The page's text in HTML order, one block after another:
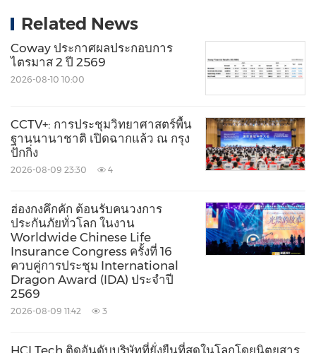
เกี่ยวกับการวิเคราะห์ข้อมูล
การวิเคราะห์ในบทความนี้เปรียบเทียบจำนวนธุรกรรม
ที่ได้รับและอนุมัติ ปริมาณธุรกรรมรวม และค่าเฉลี่ย
มูลค่าธุรกรรม (ATV เทียบเท่ามูลค่าตะกร้าสินค้า) ผ่าน
(พฤหัสบดี 28 พ.ย. 2567 เวลา 12.00 น. CET ถึงเสาร์
30 พ.ย. 2567 เวลา 09.00 น. CET) กับ BFCM ปี
2568 (พฤหัสบดี 27 พ.ย. 2568 เวลา 12.00 น. CET ถึง
เสาร์ 29 พ.ย. 2568 เวลา 09.00 น. CET) เว้นแต่จะ
ระบุเป็นอื่น "Black Friday" หมายถึงช่วงเวลา 12.00 น.
วันพฤหัสบดีถึง 09.00 น. วันเสาร์ CET สำหรับข้อมูล
ระดับตลาดใช้ช่วงเวลาเดียวกันตามเวลาท้องถิ่น ข้อมูล
"เดือนก่อนหน้า" อ้างอิงจากค่าเฉลี่ยระหว่าง 17 ก.ย.–14
ต.ค. 2568 ส่วน "วันศุกร์ปกติ" อ้างอิงค่าเฉลี่ยห้าวันศุกร์
Related News
Coway ประกาศผลประกอบการ
ไตรมาส 2 ปี 2569
2026-08-10 10:00
CCTV+: การประชุมวิทยาศาสตร์พื้น
ฐานนานาชาติ เปิดฉากแล้ว ณ กรุง
ปักกิ่ง
2026-08-09 23:30 4
ฮ่องกงคึกคัก ต้อนรับคนวงการ
ประกันภัยทั่วโลก ในงาน
Worldwide Chinese Life
Insurance Congress ครั้งที่ 16
ควบคู่การประชุม International
Dragon Award (IDA) ประจำปี
2569
2026-08-09 11:42 3
HCLTech ติดอันดับบริษัทที่ยั่งยืนที่สุดในโลกโดยนิตยสาร